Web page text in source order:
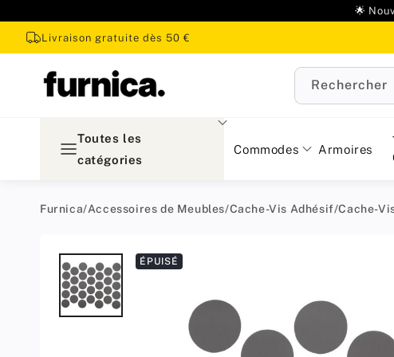
🌟
Livraison gratuite dès 50 €
Rechercher
Toutes les
catégories
Commodes Armoires
Furnica/Accessoires de Meubles/Cache-Vis Adhésif/Cache-
ÉPUISÉ
Passer aux
informations
produit